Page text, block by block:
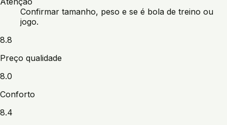
Confirmar tamanho, peso e se é bola de treino ou
jogo.
8.8
Preço qualidade
8.0
Conforto
8.4